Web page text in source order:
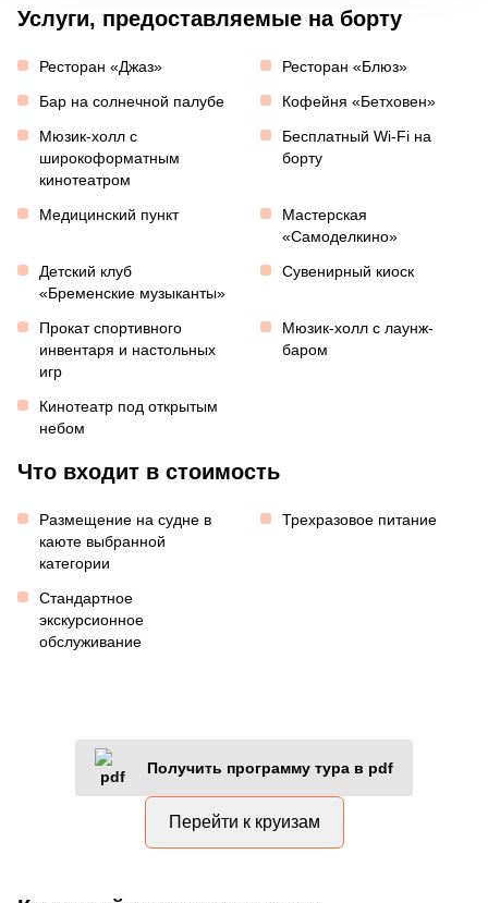
Услуги, предоставляемые на борту
Ресторан «Джаз»
Ресторан «Блюз»
Бар на солнечной палубе
Кофейня «Бетховен»
Мюзик-холл с
широкоформатным
кинотеатром
Бесплатный Wi-Fi на
борту
Медицинский пункт
Мастерская
«Самоделкино»
Детский клуб
«Бременские музыканты»
Сувенирный киоск
Прокат спортивного
инвентаря и настольных
игр
Мюзик-холл с лаунж-
баром
Кинотеатр под открытым
небом
Что входит в стоимость
Размещение на судне в
каюте выбранной
категории
Трехразовое питание
Стандартное
экскурсионное
обслуживание
Получить программу тура в pdf
Перейти к круизам